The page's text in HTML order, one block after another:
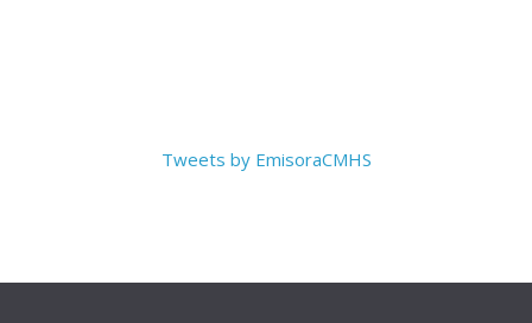
Tweets by EmisoraCMHS